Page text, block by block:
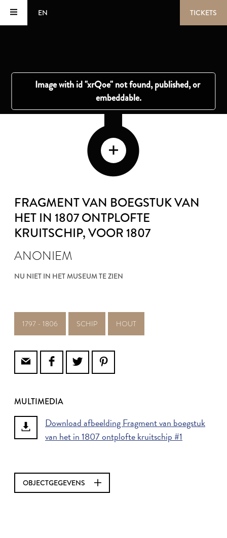
EN TICKETS
FRAGMENT VAN BOEGSTUK VAN
HET IN 1807 ONTPLOFTE
KRUITSCHIP, VOOR 1807
ANONIEM
NU NIET IN HET MUSEUM TE ZIEN
1797 - 1806 SCHIP HOUT
MULTIMEDIA
Download afbeelding Fragment van boegstuk
van het in 1807 ontplofte kruitschip #1
OBJECTGEGEVENS